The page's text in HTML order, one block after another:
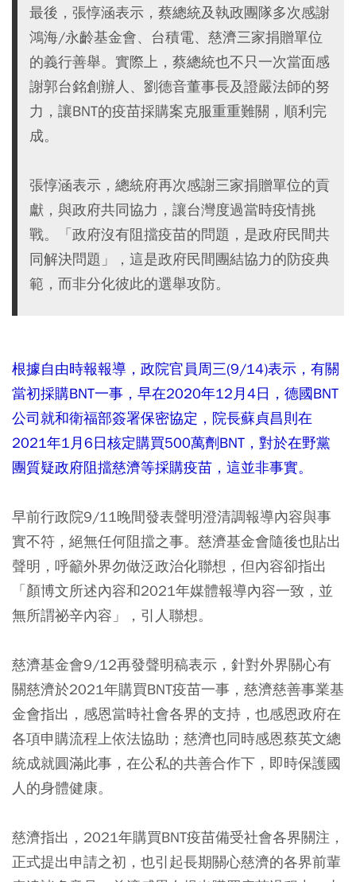
最後，張惇涵表示，蔡總統及執政團隊多次感謝
鴻海/永齡基金會、台積電、慈濟三家捐贈單位
的義行善舉。實際上，蔡總統也不只一次當面感
謝郭台銘創辦人、劉德音董事長及證嚴法師的努
力，讓BNT的疫苗採購案克服重重難關，順利完
成。
張惇涵表示，總統府再次感謝三家捐贈單位的貢
獻，與政府共同協力，讓台灣度過當時疫情挑
戰。「政府沒有阻擋疫苗的問題，是政府民間共
同解決問題」，這是政府民間團結協力的防疫典
範，而非分化彼此的選舉攻防。
根據自由時報報導，政院官員周三(9/14)表示，有關
當初採購BNT一事，早在2020年12月4日，德國BNT
公司就和衛福部簽署保密協定，院長蘇貞昌則在
2021年1月6日核定購買500萬劑BNT，對於在野黨
團質疑政府阻擋慈濟等採購疫苗，這並非事實。
早前行政院9/11晚間發表聲明澄清調報導內容與事
實不符，絕無任何阻擋之事。慈濟基金會隨後也貼出
聲明，呼籲外界勿做泛政治化聯想，但內容卻指出
「顏博文所述內容和2021年媒體報導內容一致，並
無所謂祕辛內容」，引人聯想。
慈濟基金會9/12再發聲明稿表示，針對外界關心有
關慈濟於2021年購買BNT疫苗一事，慈濟慈善事業基
金會指出，感恩當時社會各界的支持，也感恩政府在
各項申購流程上依法協助；慈濟也同時感恩蔡英文總
統成就圓滿此事，在公私的共善合作下，即時保護國
人的身體健康。
慈濟指出，2021年購買BNT疫苗備受社會各界關注，
正式提出申請之初，也引起長期關心慈濟的各界前輩